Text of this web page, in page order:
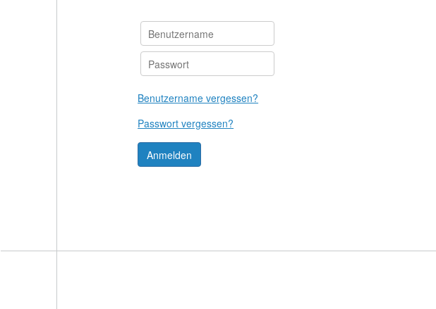
Benutzername vergessen?
Passwort vergessen?